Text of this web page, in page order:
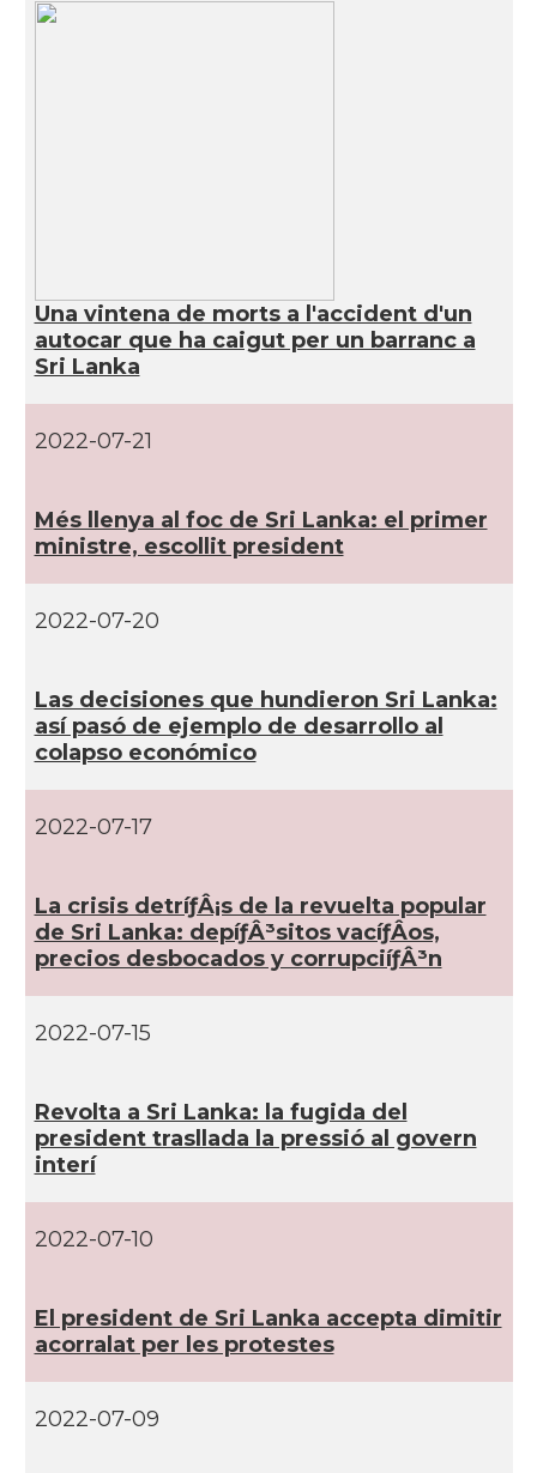
Una vintena de morts a l'accident d'un
autocar que ha caigut per un barranc a
Sri Lanka
2022-07-21
Més llenya al foc de Sri Lanka: el primer
ministre, escollit president
2022-07-20
Las decisiones que hundieron Sri Lanka:
así­ pasó de ejemplo de desarrollo al
colapso económico
2022-07-17
La crisis detríƒÂ¡s de la revuelta popular
de Sri Lanka: depíƒÂ³sitos vacíƒÂ­os,
precios desbocados y corrupciíƒÂ³n
2022-07-15
Revolta a Sri Lanka: la fugida del
president trasllada la pressió al govern
interí­
2022-07-10
El president de Sri Lanka accepta dimitir
acorralat per les protestes
2022-07-09